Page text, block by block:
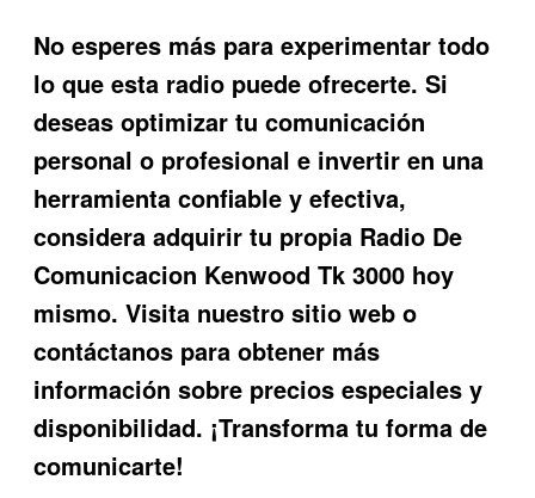
No esperes más para experimentar todo
lo que esta radio puede ofrecerte. Si
deseas optimizar tu comunicación
personal o profesional e invertir en una
herramienta confiable y efectiva,
considera adquirir tu propia Radio De
Comunicacion Kenwood Tk 3000 hoy
mismo. Visita nuestro sitio web o
contáctanos para obtener más
información sobre precios especiales y
disponibilidad. ¡Transforma tu forma de
comunicarte!